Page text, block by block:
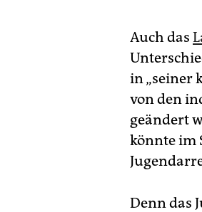
Auch das
in „seiner
von den
geändert
könnte im
Denn das